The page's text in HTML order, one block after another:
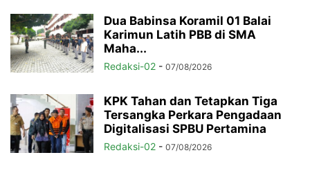
Dua Babinsa Koramil 01 Balai
Karimun Latih PBB di SMA
Maha...
Redaksi-02 - 07/08/2026
KPK Tahan dan Tetapkan Tiga
Tersangka Perkara Pengadaan
Digitalisasi SPBU Pertamina
Redaksi-02 - 07/08/2026